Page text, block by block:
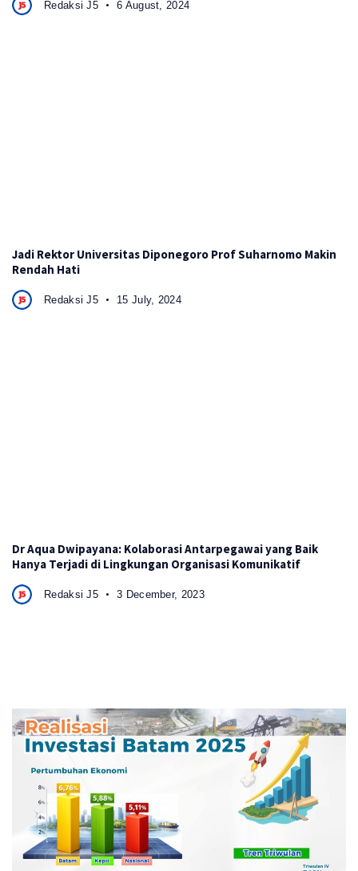
Redaksi J5 6 August, 2024
Jadi Rektor Universitas Diponegoro Prof Suharnomo Makin
Rendah Hati
Redaksi J5 15 July, 2024
Dr Aqua Dwipayana: Kolaborasi Antarpegawai yang Baik
Hanya Terjadi di Lingkungan Organisasi Komunikatif
Redaksi J5 3 December, 2023